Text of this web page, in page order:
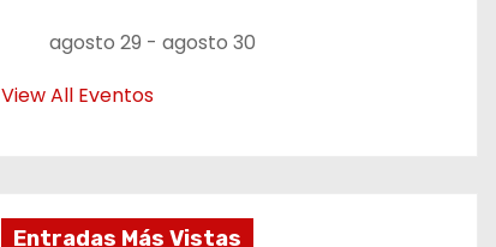
agosto 29 - agosto 30
View All Eventos
Entradas Más Vistas